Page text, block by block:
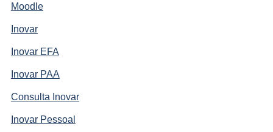
Moodle
Inovar
Inovar EFA
Inovar PAA
Consulta Inovar
Inovar Pessoal